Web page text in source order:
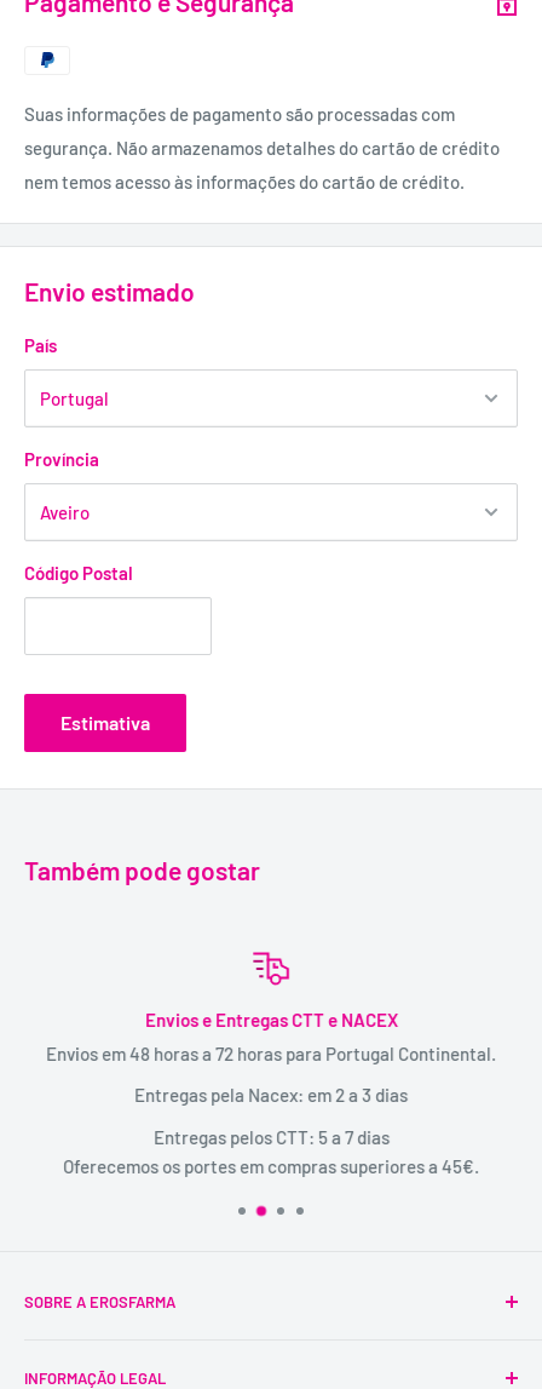
MATERIAL:
90% Poliéster, 10% Elastano.
Suas informações de pagamento são processadas com
segurança. Não armazenamos detalhes do cartão de crédito
nem temos acesso às informações do cartão de crédito.
Envio estimado
País
Província
Código Postal
Estimativa
Também pode gostar
Envios e Entregas CTT e NACEX
Envios em 48 horas a 72 horas para Portugal Continental.
Entregas pela Nacex: em 2 a 3 dias
Entregas pelos CTT: 5 a 7 dias
Oferecemos os portes em compras superiores a 45€.
SOBRE A EROSFARMA
Portugal, pioneira na venda de produtos íntimos para
INFORMAÇÃO LEGAL